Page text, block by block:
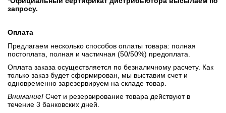
запросу.
Оплата
Предлагаем несколько способов оплаты товара: полная
постоплата, полная и частичная (50/50%) предоплата.
Оплата заказа осуществляется по безналичному расчету. Как
только заказ будет сформирован, мы выставим счет и
одновременно зарезервируем на складе товар.
Внимание! Счет и резервирование товара действуют в
течение 3 банковских дней.